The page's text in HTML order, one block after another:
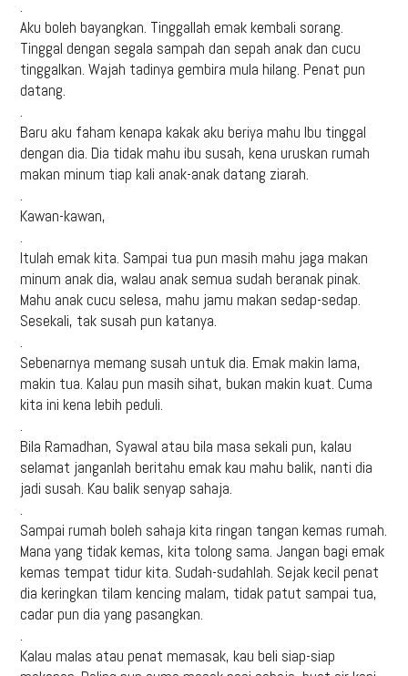
.
Aku boleh bayangkan. Tinggallah emak kembali sorang.
Tinggal dengan segala sampah dan sepah anak dan cucu
tinggalkan. Wajah tadinya gembira mula hilang. Penat pun
datang.
.
Baru aku faham kenapa kakak aku beriya mahu Ibu tinggal
dengan dia. Dia tidak mahu ibu susah, kena uruskan rumah
makan minum tiap kali anak-anak datang ziarah.
.
Kawan-kawan,
.
Itulah emak kita. Sampai tua pun masih mahu jaga makan
minum anak dia, walau anak semua sudah beranak pinak.
Mahu anak cucu selesa, mahu jamu makan sedap-sedap.
Sesekali, tak susah pun katanya.
.
Sebenarnya memang susah untuk dia. Emak makin lama,
makin tua. Kalau pun masih sihat, bukan makin kuat. Cuma
kita ini kena lebih peduli.
.
Bila Ramadhan, Syawal atau bila masa sekali pun, kalau
selamat janganlah beritahu emak kau mahu balik, nanti dia
jadi susah. Kau balik senyap sahaja.
.
Sampai rumah boleh sahaja kita ringan tangan kemas rumah.
Mana yang tidak kemas, kita tolong sama. Jangan bagi emak
kemas tempat tidur kita. Sudah-sudahlah. Sejak kecil penat
dia keringkan tilam kencing malam, tidak patut sampai tua,
cadar pun dia yang pasangkan.
.
Kalau malas atau penat memasak, kau beli siap-siap